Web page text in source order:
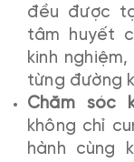
đều được
tâm huyết
kinh
từng đường
Chăm sóc
không chỉ
hành cùng